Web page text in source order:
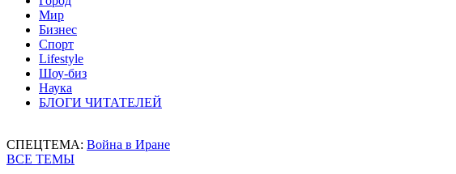
Мир
Бизнес
Спорт
Lifestyle
Шоу-биз
Наука
БЛОГИ ЧИТАТЕЛЕЙ
СПЕЦТЕМА: Война в Иране
ВСЕ ТЕМЫ